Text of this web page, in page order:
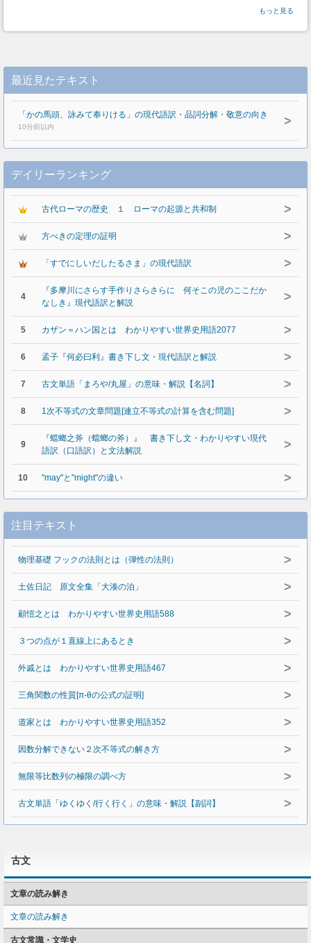
もっと見る
最近見たテキスト
「かの馬頭、詠みて奉りける」の現代語訳・品詞分解・敬意の向き
10分前以内 >
デイリーランキング
古代ローマの歴史 １ ローマの起源と共和制 >
方べきの定理の証明 >
「すでにしいだしたるさま」の現代語訳 >
4
『多摩川にさらす手作りさらさらに 何そこの児のここだか
なしき』現代語訳と解説
>
5 カザン＝ハン国とは わかりやすい世界史用語2077 >
6 孟子『何必曰利』書き下し文・現代語訳と解説 >
7 古文単語「まろや/丸屋」の意味・解説【名詞】 >
8 1次不等式の文章問題[連立不等式の計算を含む問題] >
9
『蟷螂之斧（蟷螂の斧）』 書き下し文・わかりやすい現代
語訳（口語訳）と文法解説
>
10 "may"と"might"の違い >
注目テキスト
物理基礎 フックの法則とは（弾性の法則） >
土佐日記 原文全集「大湊の泊」 >
顧愷之とは わかりやすい世界史用語588 >
３つの点が１直線上にあるとき >
外戚とは わかりやすい世界史用語467 >
三角関数の性質[π-θの公式の証明] >
道家とは わかりやすい世界史用語352 >
因数分解できない２次不等式の解き方 >
無限等比数列の極限の調べ方 >
古文単語「ゆくゆく/行く行く」の意味・解説【副詞】 >
古文
文章の読み解き
文章の読み解き
古文常識・文学史